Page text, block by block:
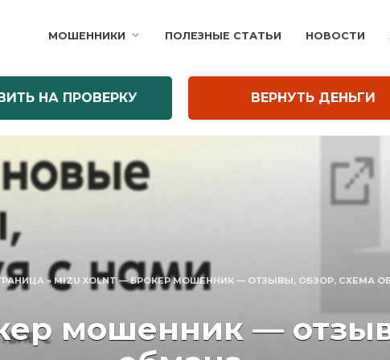
МОШЕННИКИ ПОЛЕЗНЫЕ СТАТЬИ НОВОСТИ
НА ПРОВЕРКУ ВЕРНУТЬ ДЕНЬГИ
» MIZU XOLNT — БРОКЕР МОШЕННИК — ОТЗЫВЫ, ОБЗОР, СХЕМА
мошенник —